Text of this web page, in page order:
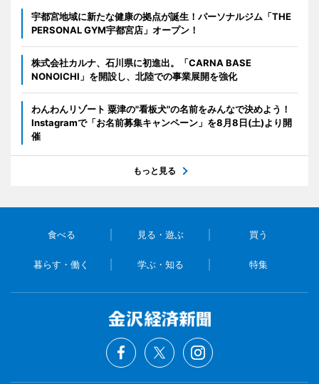
宇都宮地域に新たな健康の拠点が誕生！パーソナルジム「THE
PERSONAL GYM宇都宮店」オープン！
株式会社カルナ、石川県に初進出。「CARNA BASE
NONOICHI」を開設し、北陸での事業展開を強化
わんわんリゾート 粟津の"看板犬"の名前をみんなで決めよう！
Instagramで「お名前募集キャンペーン」を8月8日(土)より開
催
もっと見る
食べる 見る・遊ぶ 買う
暮らす・働く 学ぶ・知る 特集